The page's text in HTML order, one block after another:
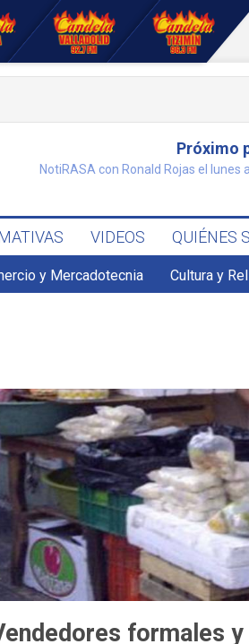
Próximo
NotiRASA con Ronald Rojas el lunes
VIDEOS QUIÉNES
y Mercadotecnia Cultura y
formales y